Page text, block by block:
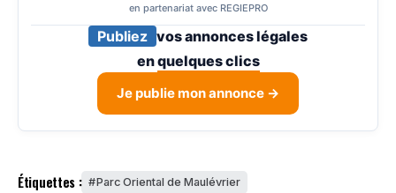
en partenariat avec REGIEPRO
Publiez vos annonces légales
enquelques clics
Je publie mon annonce →
Étiquettes : Parc Oriental de Maulévrier